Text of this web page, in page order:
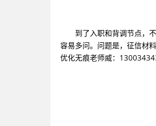
到了入职和背调节点，
容易多问。问题是，征信材
优化无痕老师威：